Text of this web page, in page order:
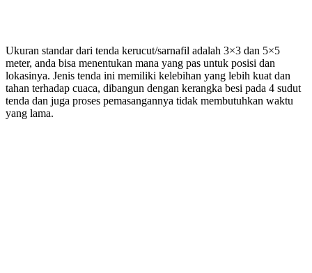
Ukuran standar dari tenda kerucut/sarnafil adalah 3×3 dan 5×5
meter, anda bisa menentukan mana yang pas untuk posisi dan
lokasinya. Jenis tenda ini memiliki kelebihan yang lebih kuat dan
tahan terhadap cuaca, dibangun dengan kerangka besi pada 4 sudut
tenda dan juga proses pemasangannya tidak membutuhkan waktu
yang lama.